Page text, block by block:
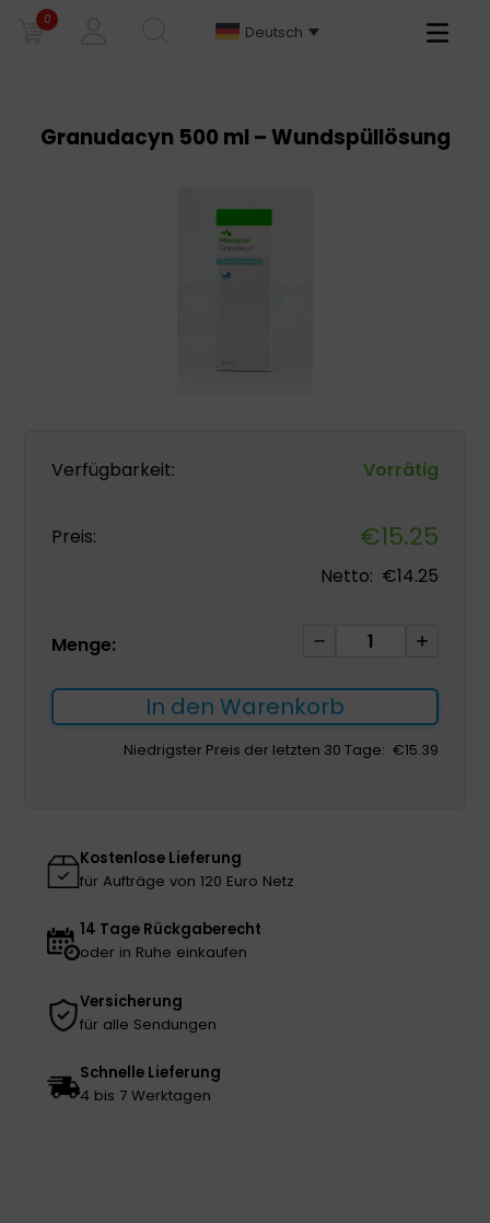
0
Deutsch
Primary
Granudacyn 500 ml – Wundspüllösung
Verfügbarkeit: Vorrätig
Preis: €15.25
Netto: €14.25
Menge:
Granudacyn
ml
-
Wundspüllösung
In den Warenkorb
Niedrigster Preis der letzten 30 Tage: €15.39
Kostenlose Lieferung
für Aufträge von 120 Euro Netz
14 Tage Rückgaberecht
oder in Ruhe einkaufen
Versicherung
für alle Sendungen
Schnelle Lieferung
4 bis 7 Werktagen